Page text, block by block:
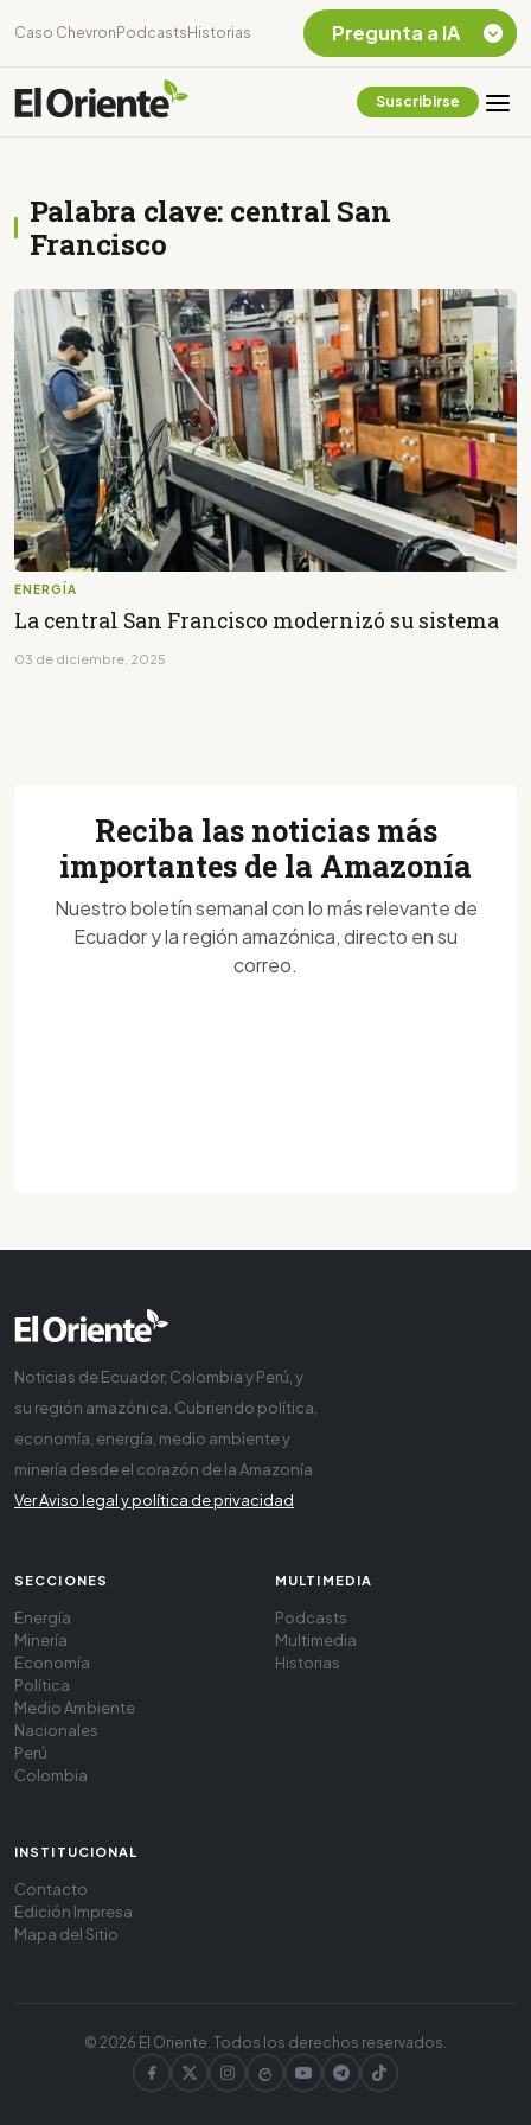
Caso Chevron Podcasts Historias
Suscribirse
Palabra clave: central San
Francisco
ENERGÍA
La central San Francisco modernizó su sistema
03 de diciembre, 2025
Pregunta a IA
Listar destinos
¿En que consiste la
tasa minera que rige en
Ecuador?
Reciba las noticias más
importantes de la Amazonía
Nuestro boletín semanal con lo más relevante de
Ecuador y la región amazónica, directo en su
correo.
Noticias de Ecuador, Colombia y Perú, y
su región amazónica. Cubriendo política,
economía, energía, medio ambiente y
minería desde el corazón de la Amazonía
Ver Aviso legal y política de privacidad
SECCIONES
Energía
Minería
Economía
Política
Medio Ambiente
Nacionales
Perú
Colombia
MULTIMEDIA
Podcasts
Multimedia
Historias
INSTITUCIONAL
Contacto
Edición Impresa
Mapa del Sitio
© 2026 El Oriente. Todos los derechos reservados.